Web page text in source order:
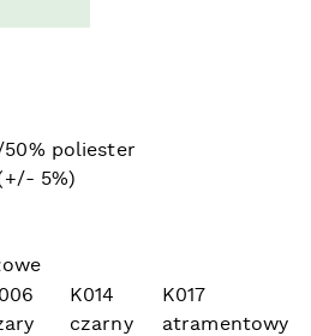
50% poliester
5%)
K014
czarny
K017
atramentowy